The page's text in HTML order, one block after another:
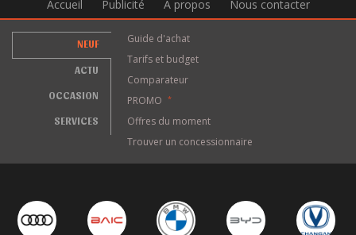
Accueil Publicité A propos Nous contacter
NEUF
ACTU
OCCASION
SERVICES
Guide d'achat
Tarifs et budget
Comparateur
PROMO
*
Offres du moment
Trouver un concessionnaire